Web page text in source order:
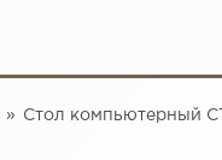
Стол компьютерный